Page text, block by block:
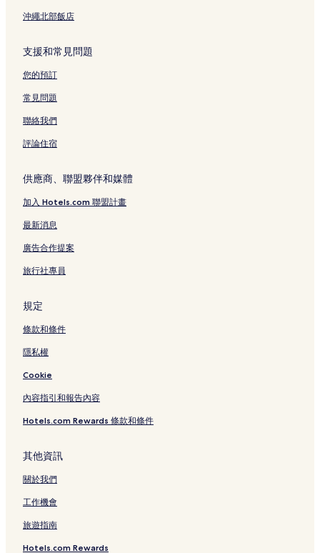
沖繩北部飯店
支援和常見問題
您的預訂
常見問題
聯絡我們
評論住宿
供應商、聯盟夥伴和媒體
加入 Hotels.com 聯盟計畫
最新消息
廣告合作提案
旅行社專員
規定
條款和條件
隱私權
Cookie
內容指引和報告內容
Hotels.com Rewards 條款和條件
其他資訊
關於我們
工作機會
旅遊指南
Hotels.com Rewards